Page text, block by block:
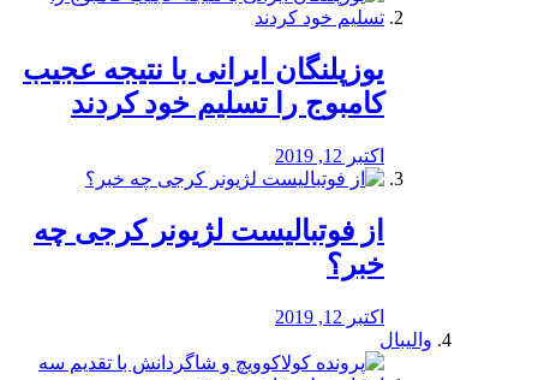
یوزپلنگان ایرانی با نتیجه عجیب
کامبوج را تسلیم خود کردند
اکتبر 12, 2019
از فوتبالیست لژیونر کرجی چه
خبر؟
اکتبر 12, 2019
والیبال